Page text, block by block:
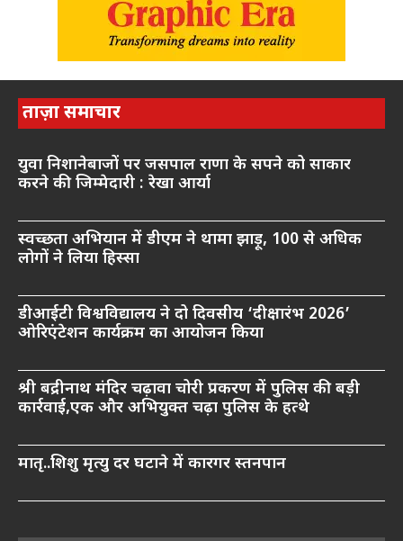
ताज़ा समाचार
युवा निशानेबाजों पर जसपाल राणा के सपने को साकार
करने की जिम्मेदारी : रेखा आर्या
स्वच्छता अभियान में डीएम ने थामा झाड़ू, 100 से अधिक
लोगों ने लिया हिस्सा
डीआईटी विश्वविद्यालय ने दो दिवसीय ‘दीक्षारंभ 2026’
ओरिएंटेशन कार्यक्रम का आयोजन किया
श्री बद्रीनाथ मंदिर चढ़ावा चोरी प्रकरण में पुलिस की बड़ी
कार्रवाई,एक और अभियुक्त चढ़ा पुलिस के हत्थे
मातृ..शिशु मृत्यु दर घटाने में कारगर स्तनपान